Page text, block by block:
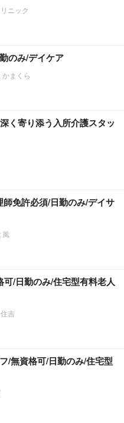
ニック
のみ/デイケア
まくら
く寄り添う入所介護スタッ
師免許必須/日勤のみ/デイサ
可/日勤のみ/住宅型有料老人
吉
/無資格可/日勤のみ/住宅型